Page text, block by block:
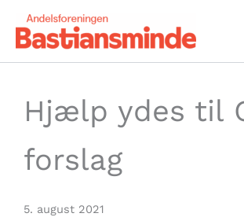
indholdet
Hjælp ydes til
forslag
5. august 2021